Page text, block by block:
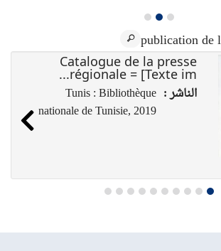
Catalogue de la presse
régionale = [Texte im...
الناشر : Tunis : Bibliothèque
nationale de Tunisie, 2019